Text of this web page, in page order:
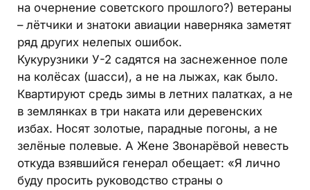
на очернение советского прошлого?) ветераны
– лётчики и знатоки авиации наверняка заметят
ряд других нелепых ошибок.
Кукурузники У-2 садятся на заснеженное поле
на колёсах (шасси), а не на лыжах, как было.
Квартируют средь зимы в летних палатках, а не
в землянках в три наката или деревенских
избах. Носят золотые, парадные погоны, а не
зелёные полевые. А Жене Звонарёвой невесть
откуда взявшийся генерал обещает: «Я лично
буду просить руководство страны о